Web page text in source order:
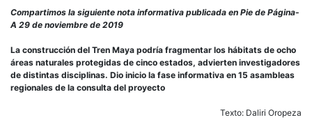
Compartimos la siguiente nota informativa publicada en Pie de Página-
A 29 de noviembre de 2019
La construcción del Tren Maya podría fragmentar los hábitats de ocho
áreas naturales protegidas de cinco estados, advierten investigadores
de distintas disciplinas. Dio inicio la fase informativa en 15 asambleas
regionales de la consulta del proyecto
Texto: Daliri Oropeza